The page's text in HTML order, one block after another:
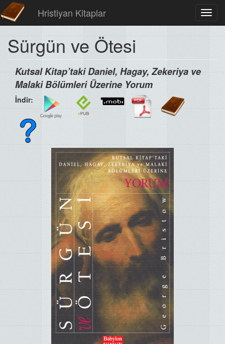
Hristiyan Kitaplar
Sürgün ve Ötesi
Kutsal Kitap’taki Daniel, Hagay, Zekeriya ve
Malaki Bölümleri Üzerine Yorum
İndir: